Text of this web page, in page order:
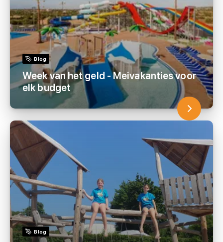
Blog
Week van het geld - Meivakanties voor
elk budget
Blog